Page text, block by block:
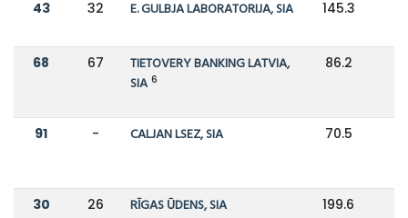
43 32 E. GULBJA LABORATORIJA, SIA 145.3
68 67
TIETOVERY BANKING LATVIA,
SIA 6
86.2
91 - CALJAN LSEZ, SIA 70.5
30 26 RĪGAS ŪDENS, SIA 199.6